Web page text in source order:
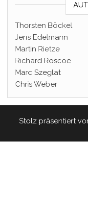
Thorsten Böckel
Jens Edelmann
Martin Rietze
Richard Roscoe
Marc Szeglat
Chris Weber
Stolz präsentiert